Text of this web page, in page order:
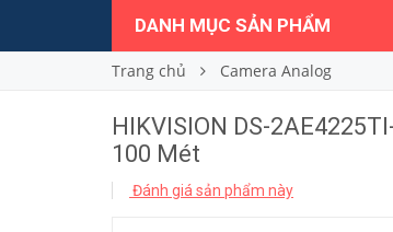
DANH MỤC SẢN PHẨM
Trang chủ Camera Analog
HIKVISION DS-
100 Mét
Đánh giá sản phẩm này